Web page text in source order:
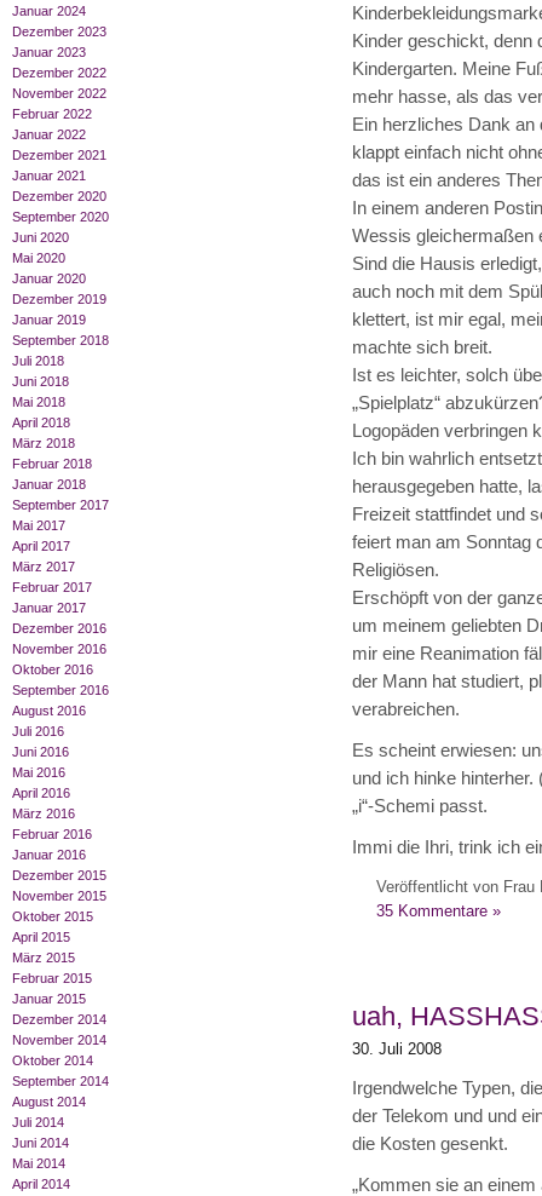
Januar 2024
Dezember 2023
Januar 2023
Dezember 2022
November 2022
Februar 2022
Januar 2022
Dezember 2021
Januar 2021
Dezember 2020
September 2020
Juni 2020
Mai 2020
Januar 2020
Dezember 2019
Januar 2019
September 2018
Juli 2018
Juni 2018
Mai 2018
April 2018
März 2018
Februar 2018
Januar 2018
September 2017
Mai 2017
April 2017
März 2017
Februar 2017
Januar 2017
Dezember 2016
November 2016
Oktober 2016
September 2016
August 2016
Juli 2016
Juni 2016
Mai 2016
April 2016
März 2016
Februar 2016
Januar 2016
Dezember 2015
November 2015
Oktober 2015
April 2015
März 2015
Februar 2015
Januar 2015
Dezember 2014
November 2014
Oktober 2014
September 2014
August 2014
Juli 2014
Juni 2014
Mai 2014
April 2014
Kinder geschickt, denn
Kindergarten. Meine
mehr hasse, als das
Ein herzliches Dank
klappt einfach nicht
das ist ein anderes
In einem anderen
Wessis gleichermaßen
Sind die Hausis
auch noch mit dem
klettert, ist mir egal,
machte sich breit.
Ist es leichter, solch
„Spielplatz“
Logopäden verbringen
Ich bin wahrlich
herausgegeben hatte,
Freizeit stattfindet und
feiert man am Sonntag
Religiösen.
Erschöpft von der
um meinem geliebten
mir eine Reanimation
der Mann hat studiert,
verabreichen.
Es scheint erwiesen:
und ich hinke
„i“-Schemi passt.
Immi die Ihri, trink ich
Veröffentlicht von Frau
35 Kommentare »
uah,
30. Juli 2008
Irgendwelche Typen,
der Telekom und und
die Kosten gesenkt.
„Kommen sie an